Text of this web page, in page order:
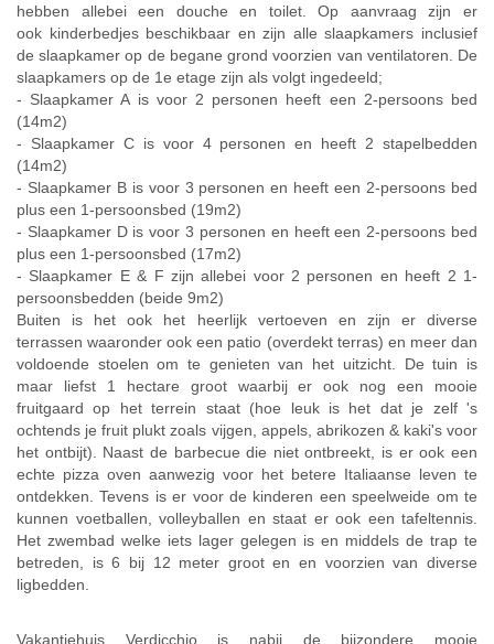
hebben allebei een douche en toilet. Op aanvraag zijn er
ook kinderbedjes beschikbaar en zijn alle slaapkamers inclusief
de slaapkamer op de begane grond voorzien van ventilatoren. De
slaapkamers op de 1e etage zijn als volgt ingedeeld;
- Slaapkamer A is voor 2 personen heeft een 2-persoons bed
(14m2)
- Slaapkamer C is voor 4 personen en heeft 2 stapelbedden
(14m2)
- Slaapkamer B is voor 3 personen en heeft een 2-persoons bed
plus een 1-persoonsbed (19m2)
- Slaapkamer D is voor 3 personen en heeft een 2-persoons bed
plus een 1-persoonsbed (17m2)
- Slaapkamer E & F zijn allebei voor 2 personen en heeft 2 1-
persoonsbedden (beide 9m2)
Buiten is het ook het heerlijk vertoeven en zijn er diverse
terrassen waaronder ook een patio (overdekt terras) en meer dan
voldoende stoelen om te genieten van het uitzicht. De tuin is
maar liefst 1 hectare groot waarbij er ook nog een mooie
fruitgaard op het terrein staat (hoe leuk is het dat je zelf 's
ochtends je fruit plukt zoals vijgen, appels, abrikozen & kaki's voor
het ontbijt). Naast de barbecue die niet ontbreekt, is er ook een
echte pizza oven aanwezig voor het betere Italiaanse leven te
ontdekken. Tevens is er voor de kinderen een speelweide om te
kunnen voetballen, volleyballen en staat er ook een tafeltennis.
Het zwembad welke iets lager gelegen is en middels de trap te
betreden, is 6 bij 12 meter groot en en voorzien van diverse
ligbedden.
Vakantiehuis Verdicchio is nabij de bijzondere mooie